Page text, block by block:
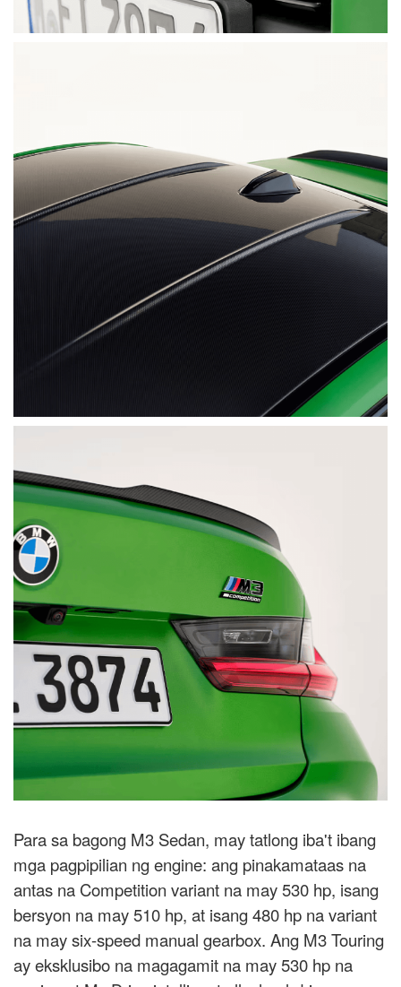
Para sa bagong M3 Sedan, may tatlong iba't ibang
mga pagpipilian ng engine: ang pinakamataas na
antas na Competition variant na may 530 hp, isang
bersyon na may 510 hp, at isang 480 hp na variant
na may six-speed manual gearbox. Ang M3 Touring
ay eksklusibo na magagamit na may 530 hp na